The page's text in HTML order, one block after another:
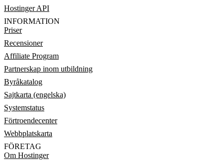
Hostinger API
INFORMATION
Priser
Recensioner
Affiliate Program
Partnerskap inom utbildning
Byråkatalog
Sajtkarta (engelska)
Systemstatus
Förtroendecenter
Webbplatskarta
FÖRETAG
Om Hostinger